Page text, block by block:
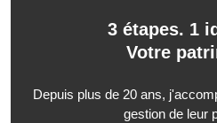
3 étapes. 1
Votre
Depuis plus de 20 ans,
gestion de leur